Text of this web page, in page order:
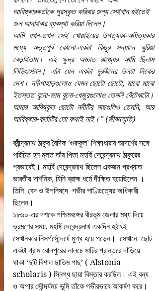
আবিষ্কারকর্তাকে পুরস্কৃত করিবার জন্য সেইখান হইতেই
জল আনাইবার ব্যবস্থা করিয়া দিলেন।
আমি যখন-তখন সেই খোয়াইয়ের উপত্যকা-অধিত্যকার
মধ্যে অভূতপূর্ব কোনো-একটা কিছুর সন্ধানে ঘুরিয়া
বেড়াইতাম। এই ক্ষুদ্র অজ্ঞাত রাজ্যের আমি ছিলাম
লিভিংস্টোন। এটা যেন একটা দূরবীনের উলটা দিকের
দেশ। নদীপাহাড়গুলোও যেমন ছোটো ছোটো, মাঝে মাঝে
ইতস্তত বুনো-জাম বুনো-খেজুরগুলোও তেমনি বেঁটেখাটো।
আমার আবিষ্কৃত ছোটো নদীটির মাছগুলিও তেমনি, আর
আবিষ্কার-কর্তাটির তো কথাই নাই। " (জীবনস্মৃতি)
রবীন্দ্রনাথ ঠাকুর বৈদিক ‘গুরুকুল’ শিক্ষাধারার আদর্শের সঙ্গে
পরিচিত হন মূলত তাঁর পিতা মহর্ষি দেবেন্দ্রনাথ ঠাকুরের
প্রভাবেই। মহর্ষি দেবেন্দ্রনাথ ছিলেন একজন প্রখ্যাত
ভারতীয় দার্শনিক, যিনি ব্রাহ্ম ধর্মে দীক্ষিত হয়েছিলেন ।
তিনি  বেদ ও উপনিষদে  গভীর পাণ্ডিত্যের অধিকারী
ছিলেন।
১৮৬০-এর দশকে পশ্চিমবঙ্গের বীরভূম জেলার মধ্য দিয়ে
ভ্রমণের সময়, মহর্ষি দেবেন্দ্রনাথ একদিন হঠাৎই
সেখানকার নিসর্গসৌন্দর্যে মুগ্ধ হয়ে পড়েন।  সেখানে  ছোট
একটা গ্রাম বোলপুরের লালচে মাটির প্রান্তরে দাঁড়িয়ে
থাকা ‘দুটি বিশাল ছাতিম গাছ’ ( Alstonia
scholaris ) স্নিগ্ধ ছায়া বিস্তার করছিল। এই বন্য
ও অপার সৌন্দর্যময় ভূমি তাঁকে গভীরভাবে আকর্ষণ করে।